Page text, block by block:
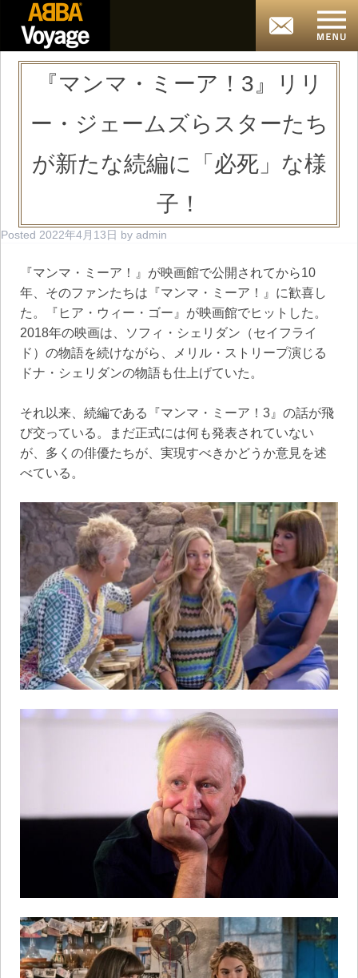
『マンマ・ミーア！3』リリ
ー・ジェームズらスターたち
が新たな続編に「必死」な様
子！
Posted 2022年4月13日 by admin
『マンマ・ミーア！』が映画館で公開されてから10
年、そのファンたちは『マンマ・ミーア！』に歓喜し
た。『ヒア・ウィー・ゴー』が映画館でヒットした。
2018年の映画は、ソフィ・シェリダン（セイフライ
ド）の物語を続けながら、メリル・ストリープ演じる
ドナ・シェリダンの物語も仕上げていた。
それ以来、続編である『マンマ・ミーア！3』の話が飛
び交っている。まだ正式には何も発表されていない
が、多くの俳優たちが、実現すべきかどうか意見を述
べている。